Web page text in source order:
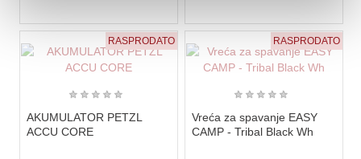
RASPRODATO
★ ★ ★ ★ ★
AKUMULATOR PETZL
ACCU CORE
RASPRODATO
★ ★ ★ ★ ★
Vreća za spavanje EASY
CAMP - Tribal Black Wh